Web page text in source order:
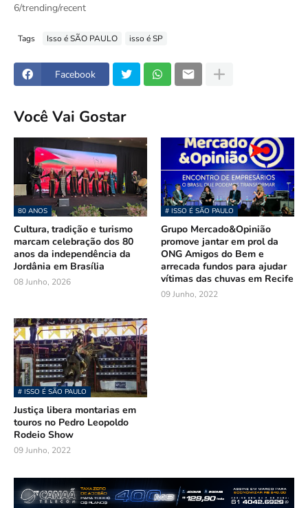
6/trending/recent
Tags Isso é SÃO PAULO isso é SP
Facebook
Você Vai Gostar
80 ANOS
Cultura, tradição e turismo
marcam celebração dos 80
anos da independência da
Jordânia em Brasília
08 Junho, 2026
# ISSO É SÃO PAULO
Grupo Mercado&Opinião
promove jantar em prol da
ONG Amigos do Bem e
arrecada fundos para ajudar
vítimas das chuvas em Recife
09 Junho, 2022
# ISSO É SÃO PAULO
Justiça libera montarias em
touros no Pedro Leopoldo
Rodeio Show
09 Junho, 2022